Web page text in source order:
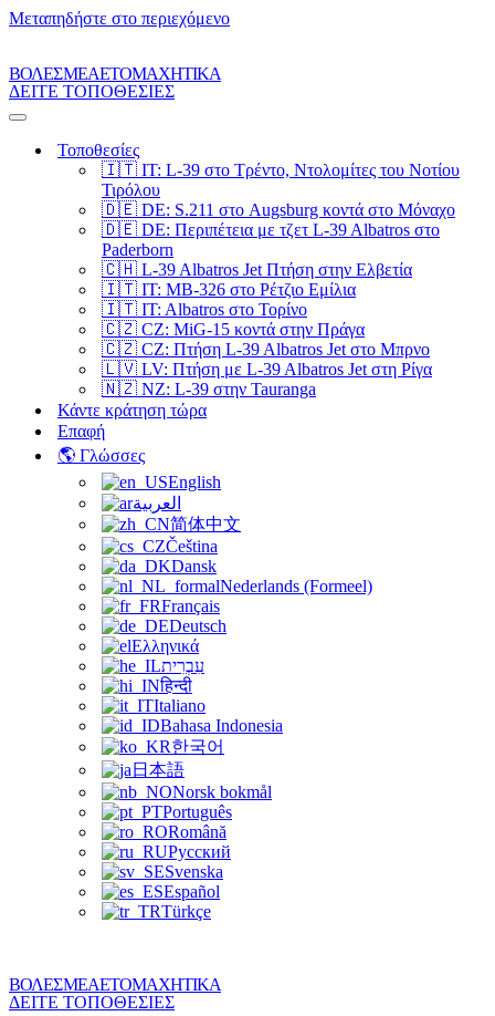
Μεταπηδήστε στο περιεχόμενο
ΒΟΛΕΣ ΜΕ ΑΕΤΟΜΑΧΗΤΙΚΑ
ΔΕΙΤΕ ΤΟΠΟΘΕΣΙΕΣ
Μενού
πλοήγησηςΤοποθεσίες
🇮🇹 IT: L-39 στο Τρέντο, Ντολομίτες του Νοτίου
Τιρόλου
🇩🇪 DE: S.211 στο Augsburg κοντά στο Μόναχο
🇩🇪 DE: Περιπέτεια με τζετ L-39 Albatros στο
Paderborn
🇨🇭 L-39 Albatros Jet Πτήση στην Ελβετία
🇮🇹 IT: MB-326 στο Ρέτζιο Εμίλια
🇮🇹 IT: Albatros στο Τορίνο
🇨🇿 CZ: MiG-15 κοντά στην Πράγα
🇨🇿 CZ: Πτήση L-39 Albatros Jet στο Μπρνο
🇱🇻 LV: Πτήση με L-39 Albatros Jet στη Ρίγα
🇳🇿 NZ: L-39 στην Tauranga
Κάντε κράτηση τώρα
Επαφή
🌎 Γλώσσες
English
العربية
简体中文
Čeština
Dansk
Nederlands (Formeel)
Français
Deutsch
Ελληνικά
עִבְרִית
हिन्दी
Italiano
Bahasa Indonesia
한국어
日本語
Norsk bokmål
Português
Română
Русский
Svenska
Español
Türkçe
ΒΟΛΕΣ ΜΕ ΑΕΤΟΜΑΧΗΤΙΚΑ
ΔΕΙΤΕ ΤΟΠΟΘΕΣΙΕΣ